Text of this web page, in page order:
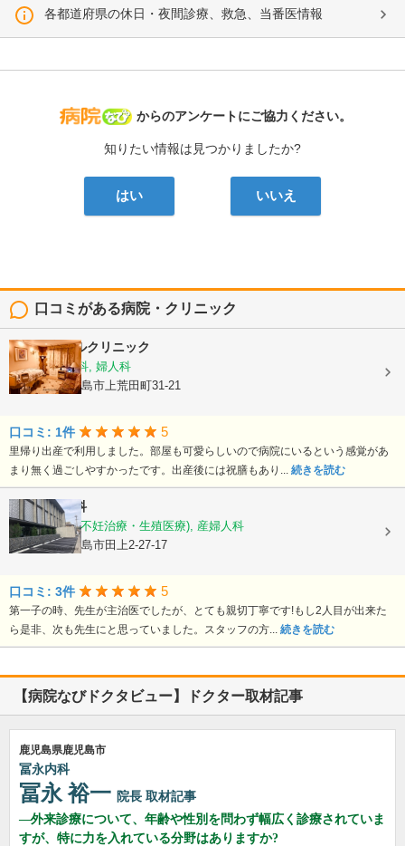
各都道府県の休日・夜間診療、救急、当番医情報
病院なび
からのアンケートにご協力ください。
知りたい情報は見つかりましたか?
はい いいえ
口コミがある病院・クリニック
平野エンゼルクリニック
産婦人科, 産科, 婦人科
鹿児島県鹿児島市上荒田町31-21
口コミ: 1件 5
里帰り出産で利用しました。部屋も可愛らしいので病院にいるという感覚があ
まり無く過ごしやすかったです。出産後には祝膳もあり... 続きを読む
徳永産婦人科
産科, 婦人科(不妊治療・生殖医療), 産婦人科
鹿児島県鹿児島市田上2-27-17
口コミ: 3件 5
第一子の時、先生が主治医でしたが、とても親切丁寧です!もし2人目が出来た
ら是非、次も先生にと思っていました。スタッフの方... 続きを読む
【病院なびドクタビュー】ドクター取材記事
鹿児島県鹿児島市
冨永内科
冨永 裕一 院長 取材記事
外来診療について、年齢や性別を問わず幅広く診療されていま
すが、特に力を入れている分野はありますか?